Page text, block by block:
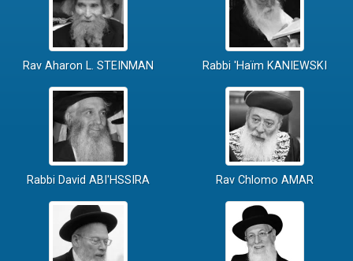
Rav Aharon L. STEINMAN Rabbi 'Haïm KANIEWSKI
Rabbi David ABI'HSSIRA Rav Chlomo AMAR